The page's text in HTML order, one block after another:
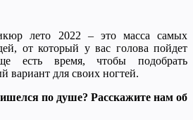
лето 2022 – это масса самых
от который у вас голова пойдет
есть время, чтобы подобрать
вариант для своих ногтей.
по душе? Расскажите нам об